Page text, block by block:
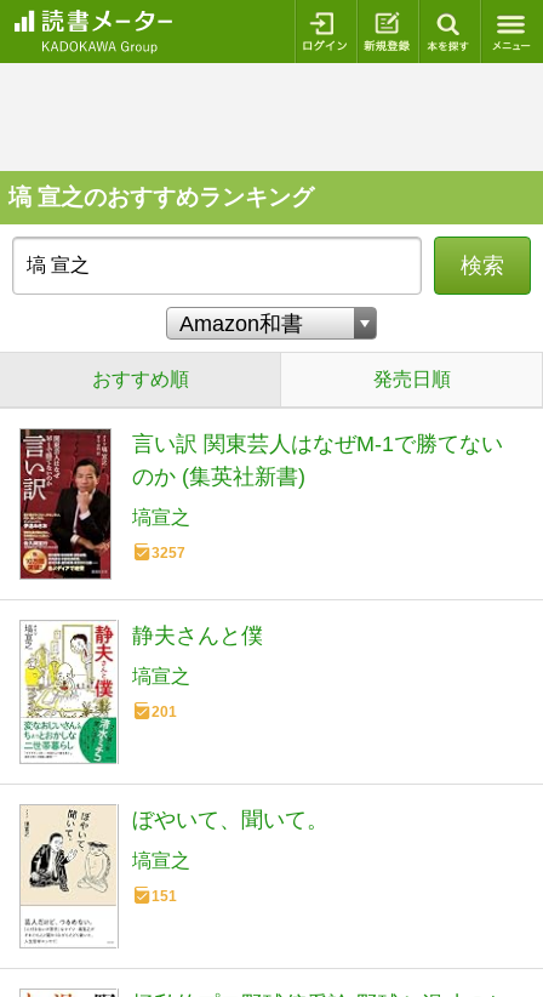
ログイン 新規登録
塙 宣之のおすすめランキング
検索
おすすめ順 発売日順
言い訳 関東芸人はなぜM-1で勝てない
のか (集英社新書)
塙宣之
3257
静夫さんと僕
塙宣之
201
ぼやいて、聞いて。
塙宣之
151